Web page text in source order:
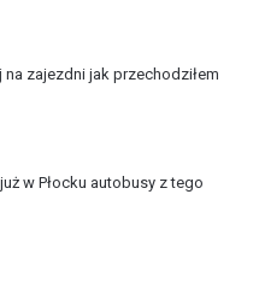
na zajezdni jak przechodziłem
w Płocku autobusy z tego